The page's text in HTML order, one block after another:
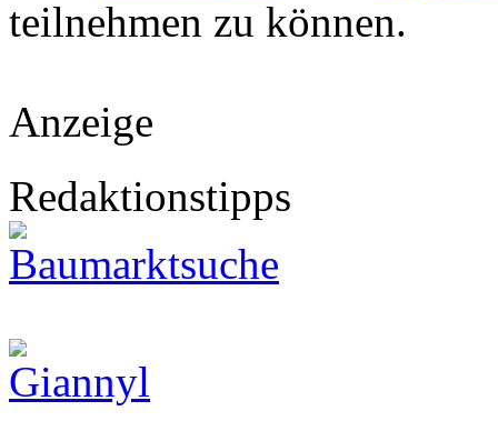
teilnehmen zu können.
Anzeige
Redaktionstipps